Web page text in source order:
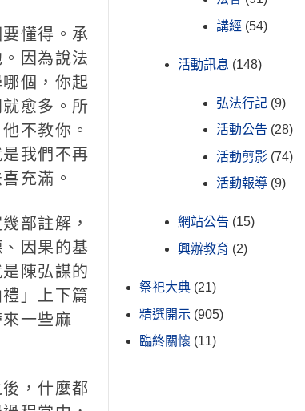
懂得。承
因為說法
個，你起
愈多。所
不教你。
我們不再
充滿。
部註解，
因果的基
陳弘謀的
」上下篇
一些麻
，什麼都
講經 (54)
活動訊息 (148)
弘法行記 (9)
活動公告 (28)
活動剪影 (74)
活動報導 (9)
網站公告 (15)
興辦教育 (2)
祭祀大典 (21)
精選開示 (905)
臨終關懷 (11)